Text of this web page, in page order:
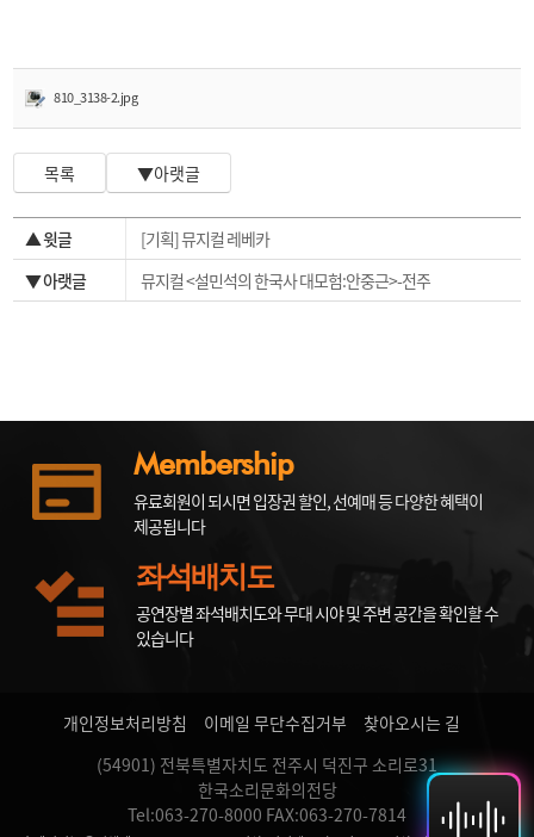
810_3138-2.jpg
목록 ▼아랫글
▲ 윗글
[기획] 뮤지컬 레베카
▼ 아랫글
뮤지컬 <설민석의 한국사 대모험:안중근>-전주
Membership
유료회원이 되시면 입장권 할인, 선예매 등 다양한 혜택이
제공됩니다
좌석배치도
공연장별 좌석배치도와 무대 시야 및 주변 공간을 확인할 수
있습니다
개인정보처리방침 이메일 무단수집거부
찾아오시는 길
(54901) 전북특별자치도 전주시 덕진구 소리로31
한국소리문화의전당
Tel:063-270-8000 FAX:063-270-7814